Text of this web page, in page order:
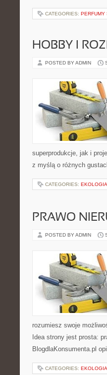
CATEGORIES: PERFUMY
HOBBY I
POSTED BY ADMIN
superprodukcje, jak i
z myślą o różnych
CATEGORIES:
PRAWO
POSTED BY ADMIN
rozumiesz swoje
Idea strony jest prosta:
BlogdlaKonsumenta.pl
CATEGORIES: